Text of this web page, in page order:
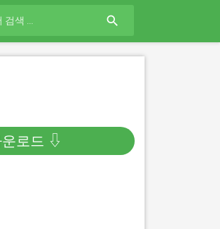
search
운로드 ⇩